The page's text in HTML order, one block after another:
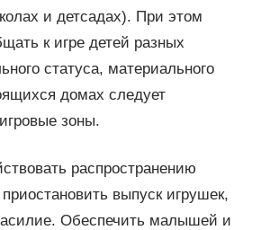
и детсадах). При этом
к игре детей разных
статуса, материального
домах следует
зоны.
распространению
выпуск игрушек,
Обеспечить малышей и